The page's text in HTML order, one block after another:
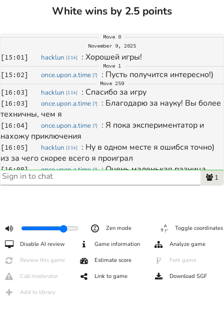
White wins by 2.5 points
Move 0
November 9, 2025
[15:01] hacklun [11k] : Хорошей игры!
Move 1
[15:02] once.upon.a.time [?] : Пусть получится интересно!)
Move 259
[16:03] hacklun [11k] : Спасибо за игру
[16:03] once.upon.a.time [?] : Благодарю за науку! Вы более
техничны, чем я
[16:04] once.upon.a.time [?] : Я пока экспериментатор и
нахожу приключения
[16:05] hacklun [11k] : Ну в одном месте я ошибся точно)
из за чего скорее всего я проиграл
[16:08] once.upon.a.time [?] : Очень маленькая разница
вышла.Не обыграла, а повезло считайте. Вы здорово
удачных Вам
hacklun Спасибо, взаимно)
1
Zen mode Toggle coordinates
Disable AI review Game information Analyze game
Review this game Estimate score Fork game
Call moderator Link to game Download SGF
Add to library